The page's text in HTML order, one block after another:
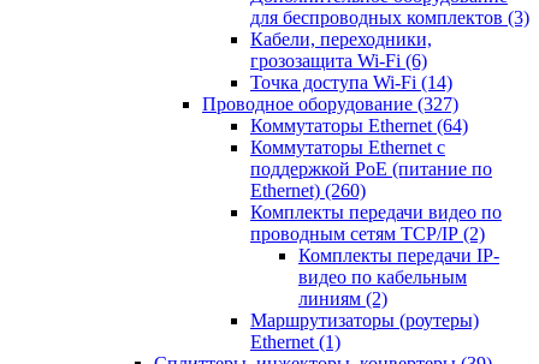
для беспроводных комплектов (3)
Кабели, переходники,
грозозащита Wi-Fi (6)
Точка доступа Wi-Fi (14)
Проводное оборудование (327)
Коммутаторы Ethernet (64)
Коммутаторы Ethernet с
поддержкой PoE (питание по
Ethernet) (260)
Комплекты передачи видео по
проводным сетям TCP/IP (2)
Комплекты передачи IP-
видео по кабельным
линиям (2)
Маршрутизаторы (роутеры)
Ethernet (1)